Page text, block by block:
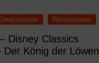
Rezensionen
Disney Classics
Der König der Löwen